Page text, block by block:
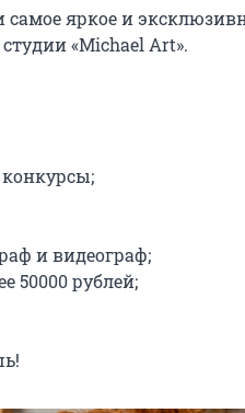
яркое и
«Michael Art».
и видеограф;
50000 рублей;